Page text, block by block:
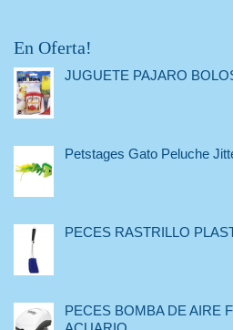
En Oferta!
JUGUETE PAJARO
Petstages Gato Peluche
PECES RASTRILLO
PECES BOMBA DE AIRE